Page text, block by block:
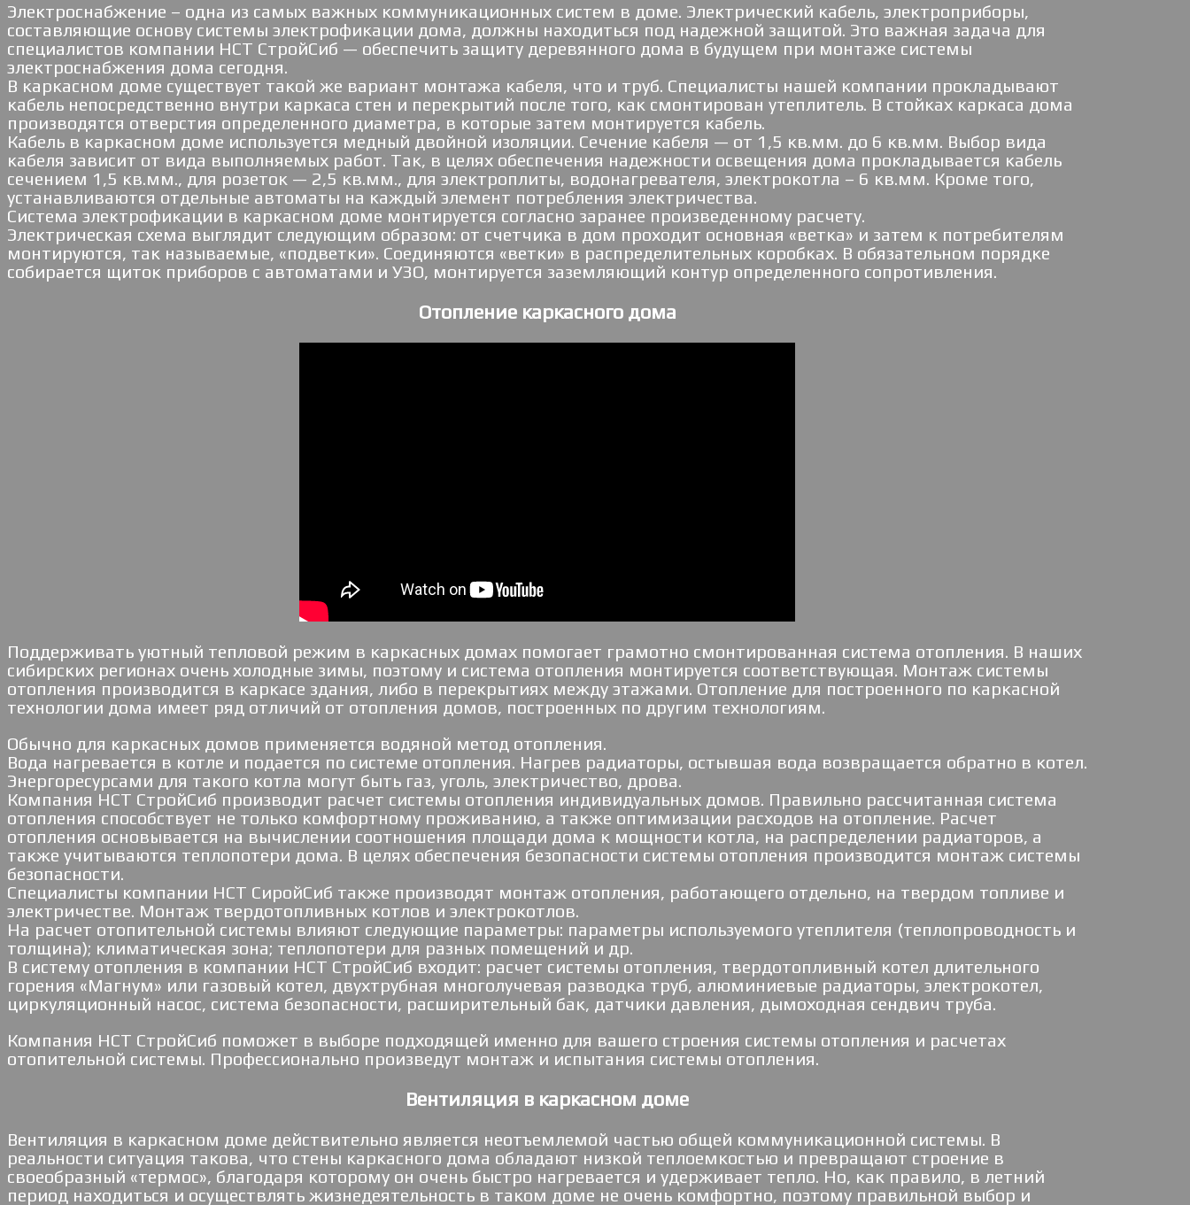
Электроснабжение – одна из самых важных коммуникационных систем в доме. Электрический кабель, электроприборы,
составляющие основу системы электрофикации дома, должны находиться под надежной защитой. Это важная задача для
специалистов компании НСТ СтройСиб — обеспечить защиту деревянного дома в будущем при монтаже системы
электроснабжения дома сегодня.
В каркасном доме существует такой же вариант монтажа кабеля, что и труб. Специалисты нашей компании прокладывают
кабель непосредственно внутри каркаса стен и перекрытий после того, как смонтирован утеплитель. В стойках каркаса дома
производятся отверстия определенного диаметра, в которые затем монтируется кабель.
Кабель в каркасном доме используется медный двойной изоляции. Сечение кабеля — от 1,5 кв.мм. до 6 кв.мм. Выбор вида
кабеля зависит от вида выполняемых работ. Так, в целях обеспечения надежности освещения дома прокладывается кабель
сечением 1,5 кв.мм., для розеток — 2,5 кв.мм., для электроплиты, водонагревателя, электрокотла – 6 кв.мм. Кроме того,
устанавливаются отдельные автоматы на каждый элемент потребления электричества.
Система электрофикации в каркасном доме монтируется согласно заранее произведенному расчету.
Электрическая схема выглядит следующим образом: от счетчика в дом проходит основная «ветка» и затем к потребителям
монтируются, так называемые, «подветки». Соединяются «ветки» в распределительных коробках. В обязательном порядке
собирается щиток приборов с автоматами и УЗО, монтируется заземляющий контур определенного сопротивления.
Отопление каркасного дома
Поддерживать уютный тепловой режим в каркасных домах помогает грамотно смонтированная система отопления. В наших
сибирских регионах очень холодные зимы, поэтому и система отопления монтируется соответствующая. Монтаж системы
отопления производится в каркасе здания, либо в перекрытиях между этажами. Отопление для построенного по каркасной
технологии дома имеет ряд отличий от отопления домов, построенных по другим технологиям.
Обычно для каркасных домов применяется водяной метод отопления.
Вода нагревается в котле и подается по системе отопления. Нагрев радиаторы, остывшая вода возвращается обратно в котел.
Энергоресурсами для такого котла могут быть газ, уголь, электричество, дрова.
Компания НСТ СтройСиб производит расчет системы отопления индивидуальных домов. Правильно рассчитанная система
отопления способствует не только комфортному проживанию, а также оптимизации расходов на отопление. Расчет
отопления основывается на вычислении соотношения площади дома к мощности котла, на распределении радиаторов, а
также учитываются теплопотери дома. В целях обеспечения безопасности системы отопления производится монтаж системы
безопасности.
Специалисты компании НСТ СиройСиб также производят монтаж отопления, работающего отдельно, на твердом топливе и
электричестве. Монтаж твердотопливных котлов и электрокотлов.
На расчет отопительной системы влияют следующие параметры: параметры используемого утеплителя (теплопроводность и
толщина); климатическая зона; теплопотери для разных помещений и др.
В систему отопления в компании НСТ СтройСиб входит: расчет системы отопления, твердотопливный котел длительного
горения «Магнум» или газовый котел, двухтрубная многолучевая разводка труб, алюминиевые радиаторы, электрокотел,
циркуляционный насос, система безопасности, расширительный бак, датчики давления, дымоходная сендвич труба.
Компания НСТ СтройСиб поможет в выборе подходящей именно для вашего строения системы отопления и расчетах
отопительной системы. Профессионально произведут монтаж и испытания системы отопления.
Вентиляция в каркасном доме
Вентиляция в каркасном доме действительно является неотъемлемой частью общей коммуникационной системы. В
реальности ситуация такова, что стены каркасного дома обладают низкой теплоемкостью и превращают строение в
своеобразный «термос», благодаря которому он очень быстро нагревается и удерживает тепло. Но, как правило, в летний
период находиться и осуществлять жизнедеятельность в таком доме не очень комфортно, поэтому правильной выбор и